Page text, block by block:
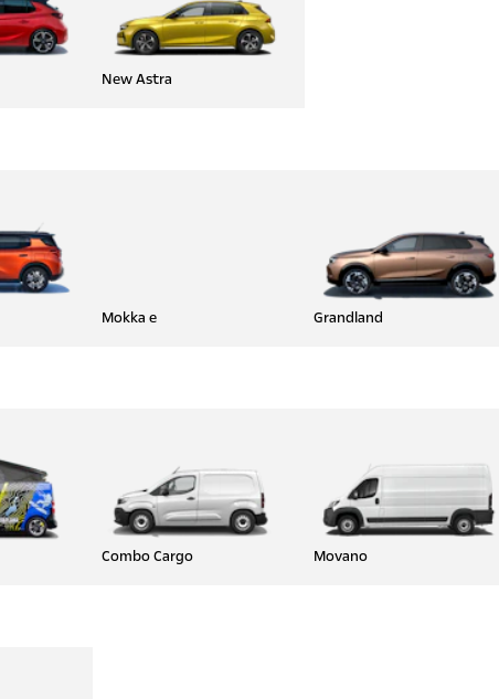
New Astra
Mokka e Grandland
Combo Cargo Movano